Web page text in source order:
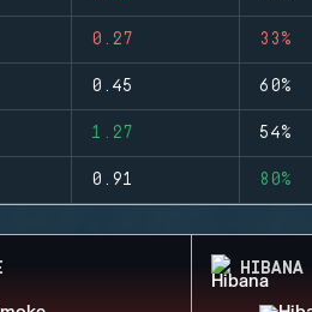
0.27 33%
0.45 60%
1.27 54%
0.91 80%
HIBANA